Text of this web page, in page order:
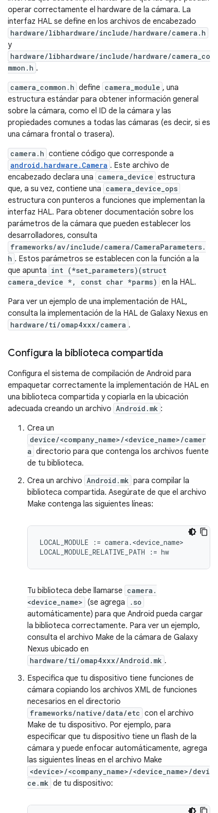
operar correctamente el hardware de la cámara. La
interfaz HAL se define en los archivos de encabezado
hardware/libhardware/include/hardware/camera.h
y
hardware/libhardware/include/hardware/camera_co
mmon.h .
camera_common.h define camera_module , una
estructura estándar para obtener información general
sobre la cámara, como el ID de la cámara y las
propiedades comunes a todas las cámaras (es decir, si es
una cámara frontal o trasera).
camera.h contiene código que corresponde a
android.hardware.Camera . Este archivo de
encabezado declara una camera_device estructura
que, a su vez, contiene una camera_device_ops
estructura con punteros a funciones que implementan la
interfaz HAL. Para obtener documentación sobre los
parámetros de la cámara que pueden establecer los
desarrolladores, consulta
frameworks/av/include/camera/CameraParameters.
h . Estos parámetros se establecen con la función a la
que apunta int (*set_parameters)(struct
camera_device *, const char *parms) en la HAL.
Para ver un ejemplo de una implementación de HAL,
consulta la implementación de la HAL de Galaxy Nexus en
hardware/ti/omap4xxx/camera .
Configura la biblioteca compartida
Configura el sistema de compilación de Android para
empaquetar correctamente la implementación de HAL en
una biblioteca compartida y copiarla en la ubicación
adecuada creando un archivo Android.mk :
Crea un
device/<company_name>/<device_name>/camer
a directorio para que contenga los archivos fuente
de tu biblioteca.
Crea un archivo Android.mk para compilar la
biblioteca compartida. Asegúrate de que el archivo
Make contenga las siguientes líneas:
LOCAL_MODULE := camera.<device_name>
Tu biblioteca debe llamarse camera.
<device_name> (se agrega .so
automáticamente) para que Android pueda cargar
la biblioteca correctamente. Para ver un ejemplo,
consulta el archivo Make de la cámara de Galaxy
Nexus ubicado en
hardware/ti/omap4xxx/Android.mk .
Especifica que tu dispositivo tiene funciones de
cámara copiando los archivos XML de funciones
necesarios en el directorio
frameworks/native/data/etc con el archivo
Make de tu dispositivo. Por ejemplo, para
especificar que tu dispositivo tiene un flash de la
cámara y puede enfocar automáticamente, agrega
las siguientes líneas en el archivo Make
<device>/<company_name>/<device_name>/devi
ce.mk de tu dispositivo: